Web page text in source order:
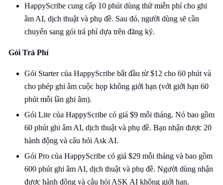
HappyScribe cung cấp 10 phút dùng thử miễn phí cho ghi
âm AI, dịch thuật và phụ đề. Sau đó, người dùng sẽ cần
chuyển sang gói trả phí dựa trên đăng ký.
Gói Trả Phí
Gói Starter của HappyScribe bắt đầu từ $12 cho 60 phút và
cho phép ghi âm cuộc họp không giới hạn (với giới hạn 60
phút mỗi lần ghi âm).
Gói Lite của HappyScribe có giá $9 mỗi tháng. Nó bao gồm
60 phút ghi âm AI, dịch thuật và phụ đề. Bạn nhận được 20
hành động và câu hỏi Ask AI.
Gói Pro của HappyScribe có giá $29 mỗi tháng và bao gồm
600 phút ghi âm AI, dịch thuật và phụ đề. Người dùng nhận
được hành động và câu hỏi ASK AI không giới hạn.